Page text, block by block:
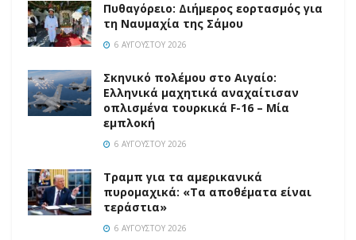
Πυθαγόρειο: Διήμερος εορτασμός για
τη Ναυμαχία της Σάμου
6 ΑΥΓΟΎΣΤΟΥ 2026
Σκηνικό πολέμου στο Αιγαίο:
Ελληνικά μαχητικά αναχαίτισαν
οπλισμένα τουρκικά F-16 – Μία
εμπλοκή
6 ΑΥΓΟΎΣΤΟΥ 2026
Τραμπ για τα αμερικανικά
πυρομαχικά: «Τα αποθέματα είναι
τεράστια»
6 ΑΥΓΟΎΣΤΟΥ 2026